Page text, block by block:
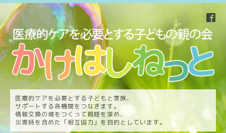
医療的ケアを必要とする子どもと家族、
サポートする各機関をつなぎます。
情報交換の場をつくって親睦を深め、
災害時を含めた「相互協力」を目的としています。